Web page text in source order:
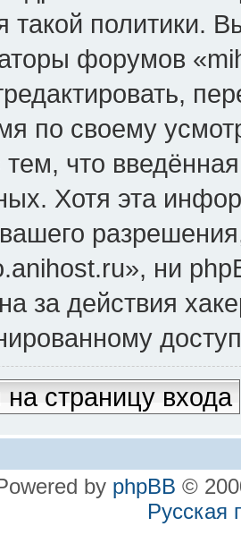
такой политики.
форумов
по своему
тем, что
Хотя эта
ни
за действия
на страницу входа
by phpBB ©
Русская